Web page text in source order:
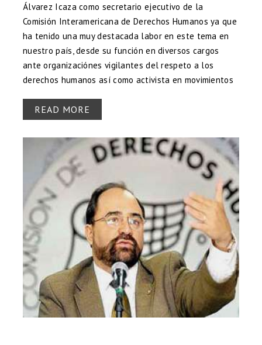
Álvarez Icaza como secretario ejecutivo de la
Comisión Interamericana de Derechos Humanos ya que
ha tenido una muy destacada labor en este tema en
nuestro país, desde su función en diversos cargos
ante organizaciónes vigilantes del respeto a los
derechos humanos así como activista en movimientos
READ MORE